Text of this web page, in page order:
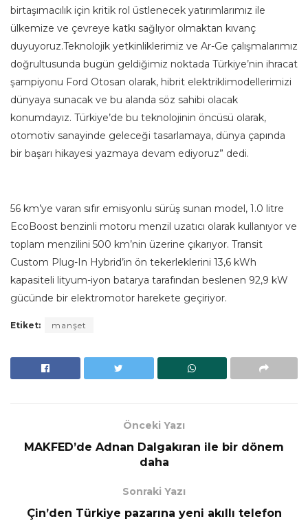
birtaşımacılık için kritik rol üstlenecek yatırımlarımız ile
ülkemize ve çevreye katkı sağlıyor olmaktan kıvanç
duyuyoruz.Teknolojik yetkinliklerimiz ve Ar-Ge çalışmalarımız
doğrultusunda bugün geldiğimiz noktada Türkiye’nin ihracat
şampiyonu Ford Otosan olarak, hibrit elektriklimodellerimizi
dünyaya sunacak ve bu alanda söz sahibi olacak
konumdayız. Türkiye’de bu teknolojinin öncüsü olarak,
otomotiv sanayinde geleceği tasarlamaya, dünya çapında
bir başarı hikayesi yazmaya devam ediyoruz” dedi.
56 km’ye varan sıfır emisyonlu sürüş sunan model, 1.0 litre
EcoBoost benzinli motoru menzil uzatıcı olarak kullanıyor ve
toplam menzilini 500 km’nin üzerine çıkarıyor. Transit
Custom Plug-In Hybrid’in ön tekerleklerini 13,6 kWh
kapasiteli lityum-iyon batarya tarafından beslenen 92,9 kW
gücünde bir elektromotor harekete geçiriyor.
Etiket: manşet
Önceki Yazı
MAKFED’de Adnan Dalgakıran ile bir dönem
daha
Sonraki Yazı
Çin’den Türkiye pazarına yeni akıllı telefon